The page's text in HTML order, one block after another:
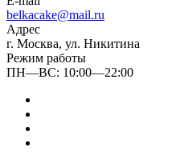
belkacake@mail.ru
Адрес
г. Москва, ул. Никитина
Режим работы
ПН—ВС: 10:00—22:00